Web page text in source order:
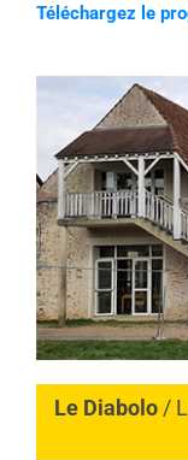
Téléchargez le
Le Diabolo/